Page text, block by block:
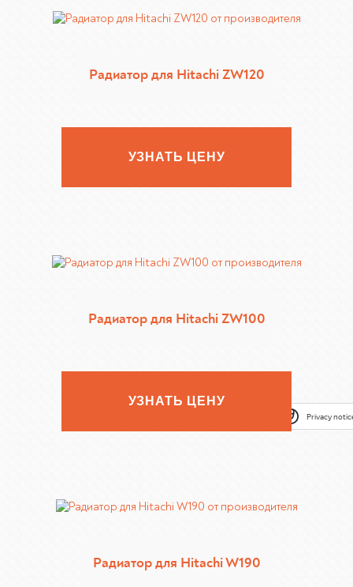
Радиатор для Hitachi ZW120
УЗНАТЬ ЦЕНУ
Радиатор для Hitachi ZW100
УЗНАТЬ ЦЕНУ
Радиатор для Hitachi W190
Privacy